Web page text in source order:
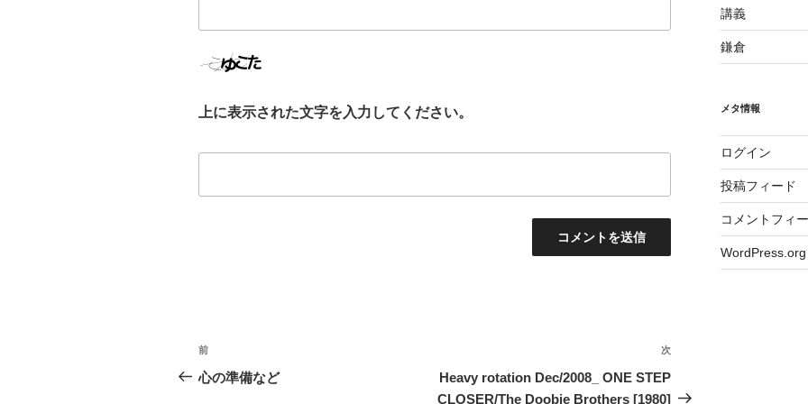
上に表示された文字を入力してください。
投
稿
前
の
前
心の準備など
投
次
Heavy rotation Dec/2008_ ONE STEP
CLOSER/The Doobie Brothers [1980]
講義
鎌倉
メタ情報
ログイン
投稿フィード
コメントフィ
WordPress.org